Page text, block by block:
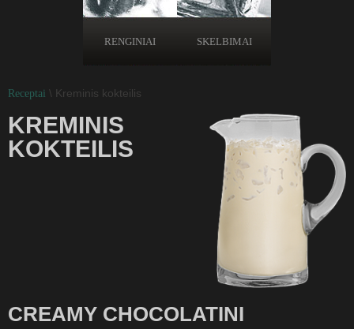
RENGINIAI SKELBIMAI
Receptai \ Kreminis kokteilis
KREMINIS
KOKTEILIS
CREAMY CHOCOLATINI